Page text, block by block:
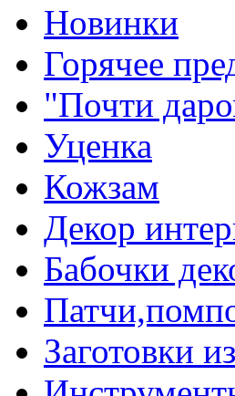
Новинки
Горячее
"Почти
Уценка
Кожзам
Декор
Бабочки
Заготовки